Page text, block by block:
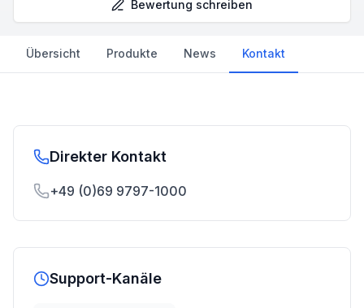
Bewertung schreiben
Übersicht Produkte News Kontakt
Direkter Kontakt
+49 (0)69 9797-1000
Support-Kanäle